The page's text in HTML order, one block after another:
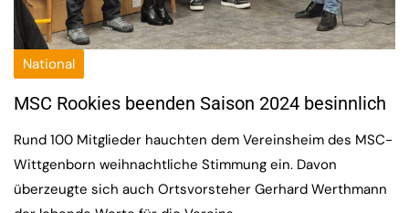
National
MSC Rookies beenden Saison 2024 besinnlich
Rund 100 Mitglieder hauchten dem Vereinsheim des MSC-
Wittgenborn weihnachtliche Stimmung ein. Davon
überzeugte sich auch Ortsvorsteher Gerhard Werthmann